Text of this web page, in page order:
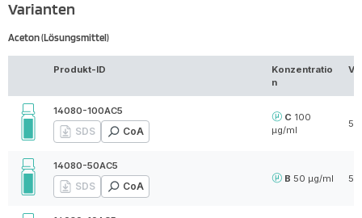
Varianten
Aceton (Lösungsmittel)
Produkt-ID
Konzentratio
n
14080-100AC5
SDS CoA
C 100
µg/ml
5
14080-50AC5
SDS CoA
B 50 µg/ml 5